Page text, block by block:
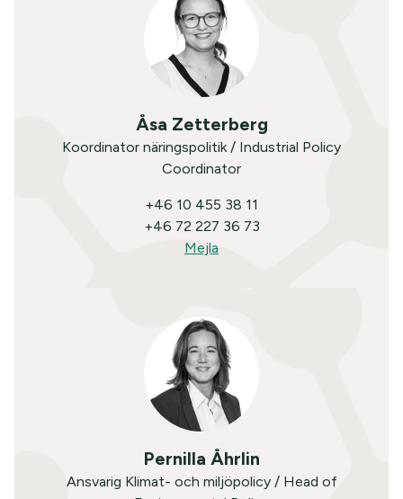
Åsa Zetterberg
Koordinator näringspolitik / Industrial Policy
Coordinator
+46 10 455 38 11
+46 72 227 36 73
Mejla
Pernilla Åhrlin
Ansvarig Klimat- och miljöpolicy / Head of